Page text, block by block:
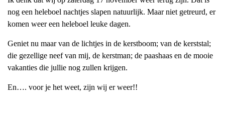
nog een heleboel nachtjes slapen natuurlijk. Maar niet getreurd, er
komen weer een heleboel leuke dagen.
Geniet nu maar van de lichtjes in de kerstboom; van de kerststal;
die gezellige neef van mij, de kerstman; de paashaas en de mooie
vakanties die jullie nog zullen krijgen.
En…. voor je het weet, zijn wij er weer!!